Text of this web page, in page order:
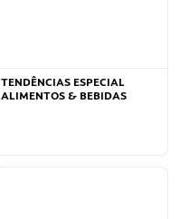
TENDÊNCIAS ESPECIAL
ALIMENTOS & BEBIDAS